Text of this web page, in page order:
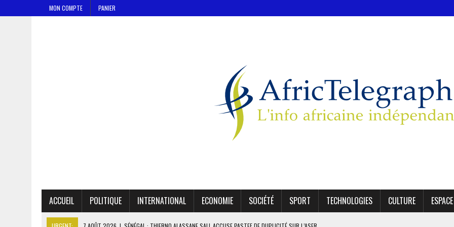
MON COMPTE PANIER
ACCUEIL POLITIQUE INTERNATIONAL ECONOMIE SOCIÉTÉ SPORT TECHNOLOGIES CULTURE